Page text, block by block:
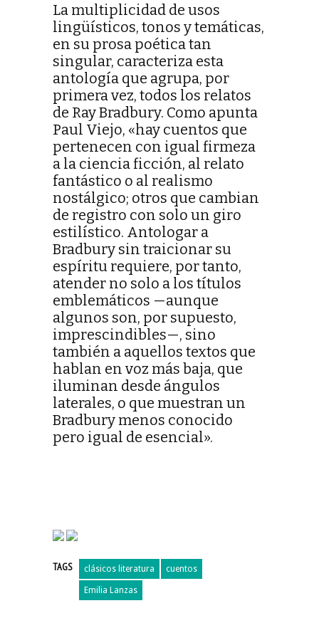
La multiplicidad de usos
lingüísticos, tonos y temáticas,
en su prosa poética tan
singular, caracteriza esta
antología que agrupa, por
primera vez, todos los relatos
de Ray Bradbury. Como apunta
Paul Viejo, «hay cuentos que
pertenecen con igual firmeza
a la ciencia ficción, al relato
fantástico o al realismo
nostálgico; otros que cambian
de registro con solo un giro
estilístico. Antologar a
Bradbury sin traicionar su
espíritu requiere, por tanto,
atender no solo a los títulos
emblemáticos —aunque
algunos son, por supuesto,
imprescindibles—, sino
también a aquellos textos que
hablan en voz más baja, que
iluminan desde ángulos
laterales, o que muestran un
Bradbury menos conocido
pero igual de esencial».
TAGS clásicos literatura cuentos
Emilia Lanzas